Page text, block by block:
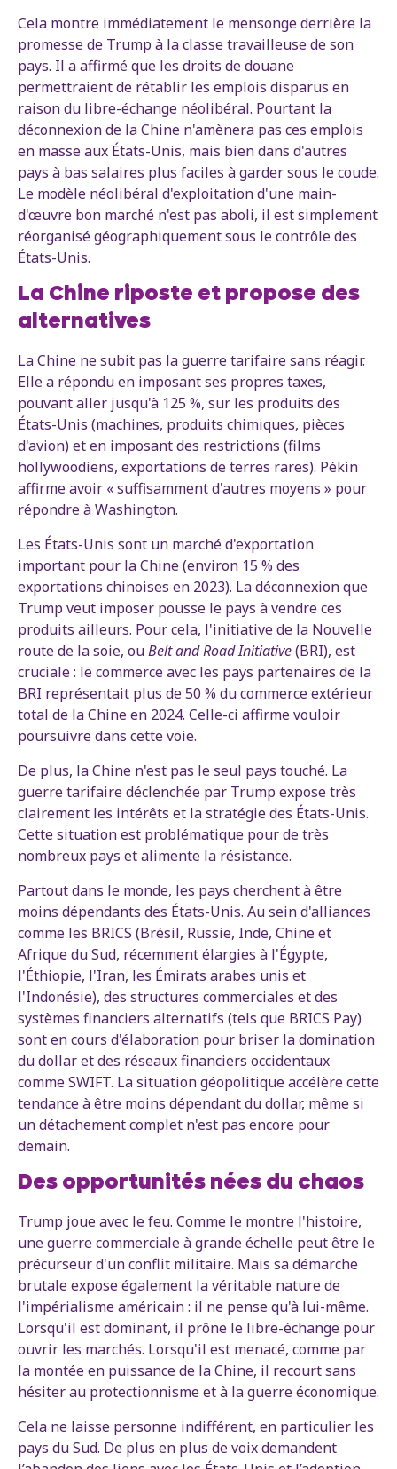
Cela montre immédiatement le mensonge derrière la
promesse de Trump à la classe travailleuse de son
pays. Il a affirmé que les droits de douane
permettraient de rétablir les emplois disparus en
raison du libre-échange néolibéral. Pourtant la
déconnexion de la Chine n'amènera pas ces emplois
en masse aux États-Unis, mais bien dans d'autres
pays à bas salaires plus faciles à garder sous le coude.
Le modèle néolibéral d'exploitation d'une main-
d'œuvre bon marché n'est pas aboli, il est simplement
réorganisé géographiquement sous le contrôle des
États-Unis.
La Chine riposte et propose des
alternatives
La Chine ne subit pas la guerre tarifaire sans réagir.
Elle a répondu en imposant ses propres taxes,
pouvant aller jusqu'à 125 %, sur les produits des
États-Unis (machines, produits chimiques, pièces
d'avion) et en imposant des restrictions (films
hollywoodiens, exportations de terres rares). Pékin
affirme avoir « suffisamment d'autres moyens » pour
répondre à Washington.
Les États-Unis sont un marché d'exportation
important pour la Chine (environ 15 % des
exportations chinoises en 2023). La déconnexion que
Trump veut imposer pousse le pays à vendre ces
produits ailleurs. Pour cela, l'initiative de la Nouvelle
route de la soie, ouBelt and Road Initiative(BRI), est
cruciale : le commerce avec les pays partenaires de la
BRI représentait plus de 50 % du commerce extérieur
total de la Chine en 2024. Celle-ci affirme vouloir
poursuivre dans cette voie.
De plus, la Chine n'est pas le seul pays touché. La
guerre tarifaire déclenchée par Trump expose très
clairement les intérêts et la stratégie des États-Unis.
Cette situation est problématique pour de très
nombreux pays et alimente la résistance.
Partout dans le monde, les pays cherchent à être
moins dépendants des États-Unis. Au sein d'alliances
comme les BRICS (Brésil, Russie, Inde, Chine et
Afrique du Sud, récemment élargies à l'Égypte,
l'Éthiopie, l'Iran, les Émirats arabes unis et
l'Indonésie), des structures commerciales et des
systèmes financiers alternatifs (tels que BRICS Pay)
sont en cours d'élaboration pour briser la domination
du dollar et des réseaux financiers occidentaux
comme SWIFT. La situation géopolitique accélère cette
tendance à être moins dépendant du dollar, même si
un détachement complet n'est pas encore pour
demain.
Des opportunités nées du chaos
Trump joue avec le feu. Comme le montre l'histoire,
une guerre commerciale à grande échelle peut être le
précurseur d'un conflit militaire. Mais sa démarche
brutale expose également la véritable nature de
l'impérialisme américain : il ne pense qu'à lui-même.
Lorsqu'il est dominant, il prône le libre-échange pour
ouvrir les marchés. Lorsqu'il est menacé, comme par
la montée en puissance de la Chine, il recourt sans
hésiter au protectionnisme et à la guerre économique.
Cela ne laisse personne indifférent, en particulier les
pays du Sud. De plus en plus de voix demandent